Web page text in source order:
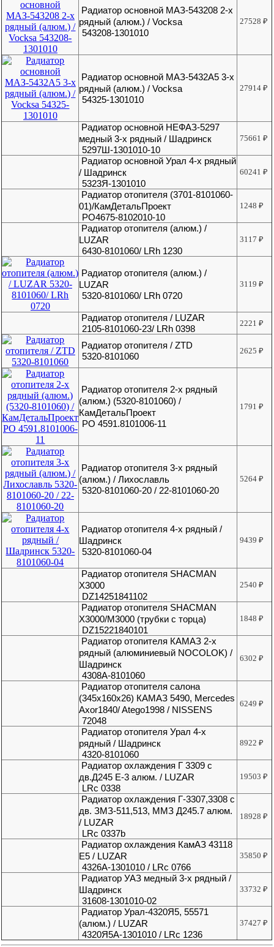
Радиатор основной МАЗ-543208 2-х
рядный (алюм.) / Vocksa
543208-1301010
27528₽
Радиатор основной МАЗ-5432А5 3-х
рядный (алюм.) / Vocksa
54325-1301010
27914₽
Радиатор основной НЕФАЗ-5297
медный 3-х рядный / Шадринск
5297Ш-1301010-10
75661₽
Радиатор основной Урал 4-х рядный
/ Шадринск
5323Я-1301010
60241₽
Радиатор отопителя (3701-8101060-
01)/КамДетальПроект
РО4675-8102010-10
1248₽
Радиатор отопителя (алюм.) /
LUZAR
6430-8101060/ LRh 1230
3117₽
Радиатор отопителя (алюм.) /
LUZAR
5320-8101060/ LRh 0720
3119₽
Радиатор отопителя / LUZAR
2105-8101060-23/ LRh 0398
2221₽
Радиатор отопителя / ZTD
5320-8101060
2625₽
Радиатор отопителя 2-х рядный
(алюм.) (5320-8101060) /
КамДетальПроект
РО 4591.8101006-11
1791₽
Радиатор отопителя 3-х рядный
(алюм.) / Лихославль
5320-8101060-20 / 22-8101060-20
5264₽
Радиатор отопителя 4-х рядный /
Шадринск
5320-8101060-04
9439₽
Радиатор отопителя SHACMAN
X3000
DZ14251841102
2540₽
Радиатор отопителя SHACMAN
X3000/M3000 (трубки с торца)
DZ15221840101
1848₽
Радиатор отопителя КАМАЗ 2-х
рядный (алюминиевый NOCOLOK) /
Шадринск
4308А-8101060
6302₽
Радиатор отопителя салона
(345x160x26) КАМАЗ 5490, Mercedes
Axor1840/ Atego1998 / NISSENS
72048
6249₽
Радиатор отопителя Урал 4-х
рядный / Шадринск
4320-8101060
8922₽
Радиатор охлаждения Г 3309 с
дв.Д245 Е-3 алюм. / LUZAR
LRc 0338
19503₽
Радиатор охлаждения Г-3307,3308 с
дв. ЗМЗ-511,513, ММЗ Д245.7 алюм.
/ LUZAR
LRc 0337b
18928₽
Радиатор охлаждения КамАЗ 43118
Е5 / LUZAR
4326А-1301010 / LRc 0766
35850₽
Радиатор УАЗ медный 3-х рядный /
Шадринск
31608-1301010-02
33732₽
Радиатор Урал-4320Я5, 55571
(алюм.) / LUZAR
4320Я5А-1301010 / LRc 1236
37427₽